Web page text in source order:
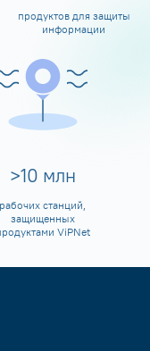
продуктов для защиты
информации
>10 млн
рабочих станций,
защищенных
ViPNet